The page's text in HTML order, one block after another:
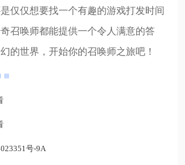
仅仅想要找一个有趣的游戏打发时间
召唤师都能提供一个令人满意的答
的世界，开始你的召唤师之旅吧！
号-9A